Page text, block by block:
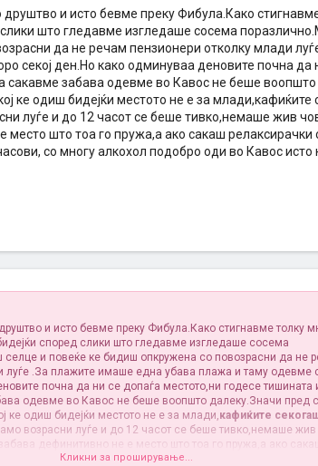
друштво и исто бевме преку Фибула.Како
што гледавме изгледаше сосема
да не речам пензионери отколку млади
секој ден.Но како одминуваа деновите почна да
сакавме забава одевме во Кавос не беше воопшто
ке одиш бидејќи местото не е за млади,кафиќите
луѓе и до 12 часот се беше тивко,немаше жив
место што тоа го пружа,а ако сакаш
со многу алкохол подобро оди во Кавос исто
и исто бевме преку Фибула.Како стигнавме толку
според слики што гледавме изгледаше сосема
селце и повеќе ке бидиш опкружена со повозрасни да не
луѓе .За плажите имаше една убава плажа и таму одевме
почна да ни се допаѓа местото,ни годесе тишината
одевме во Кавос не беше воопшто далеку.Значи пред
ке одиш бидејќи местото не е за млади,кафиќите
возрасни луѓе и до 12 часот се беше тивко,немаше
дефинитивно не е место што тоа го пружа,а ако
гужва и прибирање во доцните часови, со многу
Кликни за проширување...